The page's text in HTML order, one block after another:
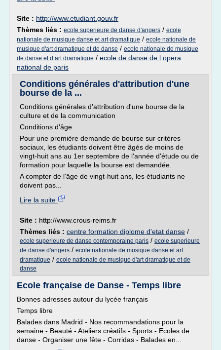
Site : http://www.etudiant.gouv.fr
Thèmes liés : ecole superieure de danse d'angers / ecole
nationale de musique danse et art dramatique / ecole nationale de
musique d'art dramatique et de danse / ecole nationale de musique
de danse et d art dramatique / ecole de danse de l opera
national de paris
Conditions générales d'attribution d'une
bourse de la ...
Conditions générales d'attribution d'une bourse de la
culture et de la communication
Conditions d'âge
Pour une première demande de bourse sur critères
sociaux, les étudiants doivent être âgés de moins de
vingt-huit ans au 1er septembre de l'année d'étude ou de
formation pour laquelle la bourse est demandée.
A compter de l'âge de vingt-huit ans, les étudiants ne
doivent pas...
Lire la suite
Site : http://www.crous-reims.fr
Thèmes liés : centre formation diplome d'etat danse /
ecole superieure de danse contemporaine paris / ecole superieure
de danse d'angers / ecole nationale de musique danse et art
dramatique / ecole nationale de musique d'art dramatique et de
danse
Ecole française de Danse - Temps libre
Bonnes adresses autour du lycée français
Temps libre
Balades dans Madrid - Nos recommandations pour la
semaine - Beauté - Ateliers créatifs - Sports - Ecoles de
danse - Organiser une fête - Corridas - Balades en...